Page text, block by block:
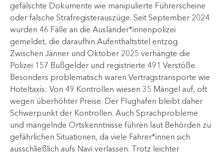
gefälschte Dokumente wie manipulierte Führerscheine
oder falsche Strafregisterauszüge. Seit September 2024
wurden 46 Fälle an die Ausländer*innenpolizei
gemeldet, die daraufhin Aufenthaltstitel entzog.
Zwischen Jänner und Oktober 2025 verhängte die
Polizei 157 Bußgelder und registrierte 491 Verstöße.
Besonders problematisch waren Vertragstransporte wie
Hoteltaxis: Von 49 Kontrollen wiesen 35 Mängel auf, oft
wegen überhöhter Preise. Der Flughafen bleibt daher
Schwerpunkt der Kontrollen. Auch Sprachprobleme
und mangelnde Ortskenntnisse führen laut Behörden zu
gefährlichen Situationen, da viele Fahrer*innen sich
ausschließlich aufs Navi verlassen. Trotz leichter